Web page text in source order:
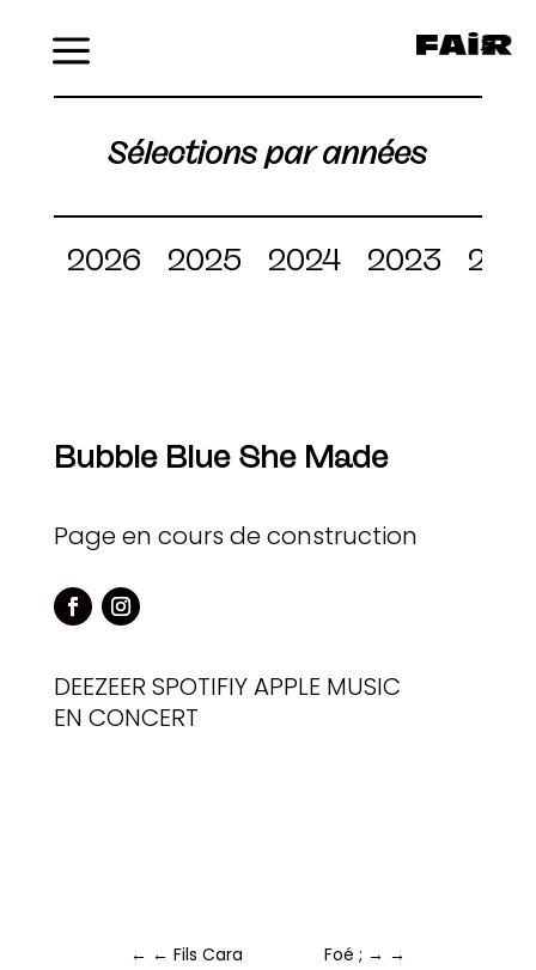
Sélections par années
2026 2025 2024 2023
Bubble Blue She Made
Page en cours de construction
DEEZEER SPOTIFIYAPPLE MUSIC
EN CONCERT
← ← Fils Cara Foé ; → →